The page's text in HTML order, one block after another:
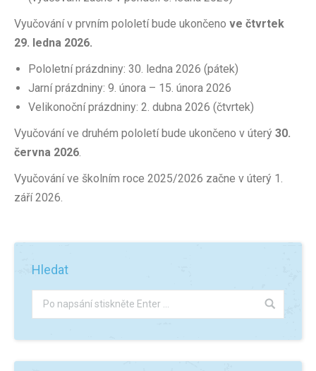
Vyučování v prvním pololetí bude ukončeno ve čtvrtek
29. ledna 2026.
Pololetní prázdniny: 30. ledna 2026 (pátek)
Jarní prázdniny: 9. února – 15. února 2026
Velikonoční prázdniny: 2. dubna 2026 (čtvrtek)
Vyučování ve druhém pololetí bude ukončeno v úterý 30.
června 2026.
Vyučování ve školním roce 2025/2026 začne v úterý 1.
září 2026.
Hledat